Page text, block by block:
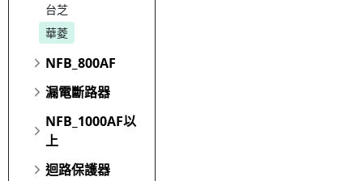
台芝
華菱
NFB_800AF
漏電斷路器
NFB_1000AF以
上
迴路保護器